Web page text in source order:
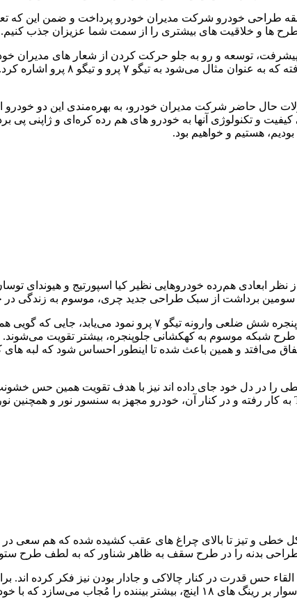
طراحی خودرو شرکت مدیران خودرو پرداخت و ضمن این که
ها و خلاقیت های بیشتری را از سمت شما عزیزان جذب کنیم.
توسعه و رو به جلو حرکت کردن از شعار های مدیران
زیادی از محصولات لوکس و به‌روز
به عنوان لوکس‌ترین محصولات حال حاضر شرکت مدیران خودرو، به
و تکنولوژی آنها به خودرو های هم رده کره‌ای و ژاپنی پی
هستیم و خواهیم بود.
سومین برداشت از سبک طراحی جدید چری، موسوم به زندگی
اصلی ترین مشخصه این سبک طراحی پویای چری در چهره و
شبکه موسوم به کهکشانی جلوپنجره، بیشتر تقویت می‌شوند.
اتفاق می‌افتد و همین باعث شده تا اینطور احساس شود که
را در دل خود جای داده اند نیز با هدف تقویت همین حس
شکل خطی و تیز تا بالای چراغ های عقب کشیده شده که هم سعی
حس قدرت در کنار چالاکی و جادار بودن نیز فکر کرده اند.
قدرتمند (حداقل در ظاهر) طرف است.